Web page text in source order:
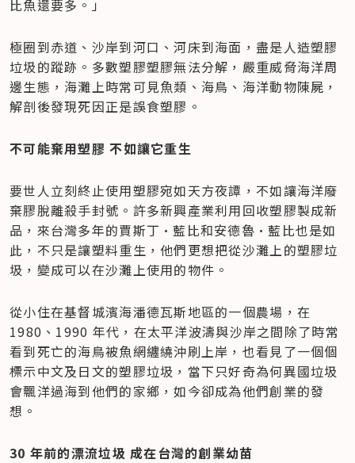
比魚還要多。」
極圈到赤道、沙岸到河口、河床到海面，盡是人造塑膠
垃圾的蹤跡。多數塑膠塑膠無法分解，嚴重威脅海洋周
邊生態，海灘上時常可見魚類、海鳥、海洋動物陳屍，
解剖後發現死因正是誤食塑膠。
不可能棄用塑膠 不如讓它重生
要世人立刻終止使用塑膠宛如天方夜譚，不如讓海洋廢
棄膠脫離殺手封號。許多新興產業利用回收塑膠製成新
品，來台灣多年的賈斯丁·藍比和安德魯·藍比也是如
此，不只是讓塑料重生，他們更想把從沙灘上的塑膠垃
圾，變成可以在沙灘上使用的物件。
從小住在基督城濱海潘德瓦斯地區的一個農場，在
1980、1990 年代，在太平洋波濤與沙岸之間除了時常
看到死亡的海鳥被魚網纏繞沖刷上岸，也看見了一個個
標示中文及日文的塑膠垃圾，當下只好奇為何異國垃圾
會飄洋過海到他們的家鄉，如今卻成為他們創業的發
想。
30 年前的漂流垃圾 成在台灣的創業幼苗